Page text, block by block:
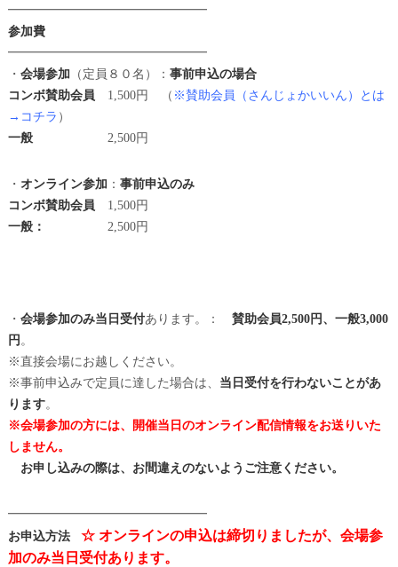
━━━━━━━━━━━━━━━━
参加費
━━━━━━━━━━━━━━━━
・ 会場参加 （定員８０名）： 事前申込の場合
コンボ賛助会員 1,500円 （ ※賛助会員（さんじょかいいん）とは
→コチラ ）
一般 2,500円
・ オンライン参加 ： 事前申込のみ
コンボ賛助会員 1,500円
一般： 2,500円
・ 会場参加のみ当日受付あります。： 賛助会員2,500円、一般3,000
円 。
※直接会場にお越しください。
※事前申込みで定員に達した場合は、 当日受付を行わないことがあ
ります。
※会場参加の方には、開催当日のオンライン配信情報をお送りいた
しません。
お申し込みの際は、お間違えのないようご注意ください。
━━━━━━━━━━━━━━━━
お申込方法 ☆ オンラインの申込は締切りましたが、会場参
加のみ当日受付あります。